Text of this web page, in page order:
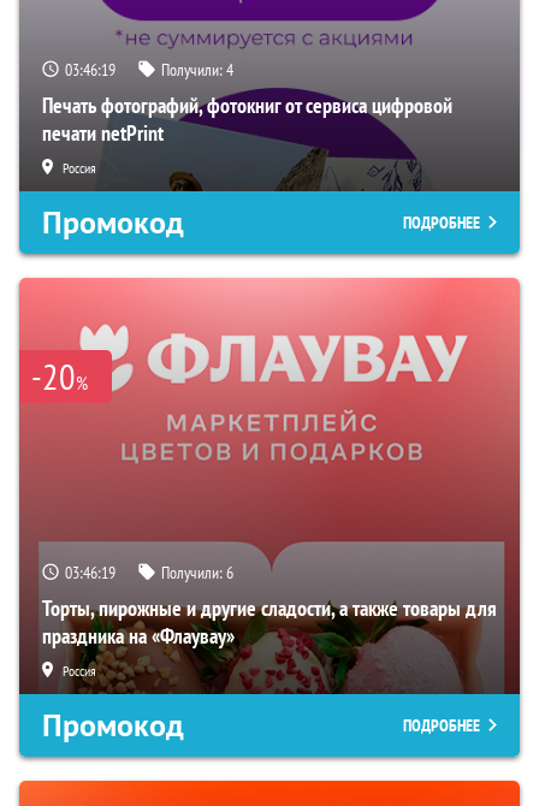
03:46:18 Получили:4
Печать фотографий, фотокниг от сервиса цифровой
печати netPrint
Россия
Промокод ПОДРОБНЕЕ
-20%
03:46:18 Получили:6
Торты, пирожные и другие сладости, а также товары для
праздника на «Флаувау»
Россия
Промокод ПОДРОБНЕЕ